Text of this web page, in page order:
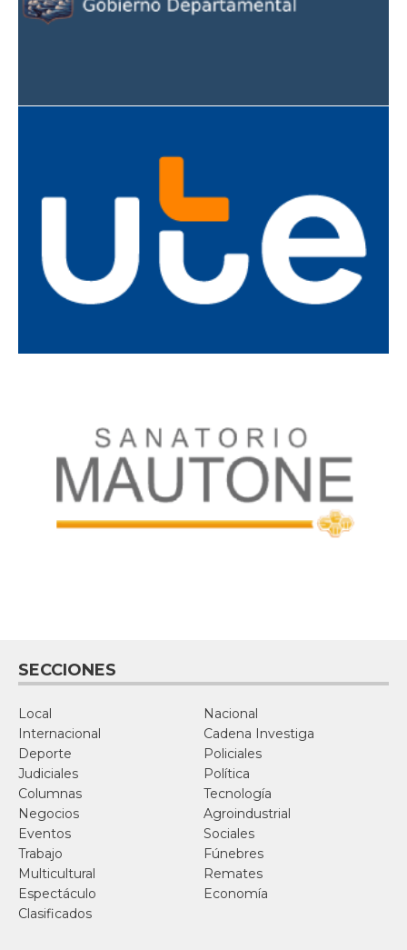
SECCIONES
Local
Nacional
Internacional
Cadena Investiga
Deporte
Policiales
Judiciales
Política
Columnas
Tecnología
Negocios
Agroindustrial
Eventos
Sociales
Trabajo
Fúnebres
Multicultural
Remates
Espectáculo
Economía
Clasificados